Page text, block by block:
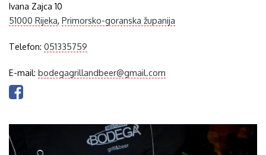
Ivana Zajca 10
51000 Rijeka,Primorsko-goranska županija
Telefon:051335759
E-mail:bodegagrillandbeer@gmail.com